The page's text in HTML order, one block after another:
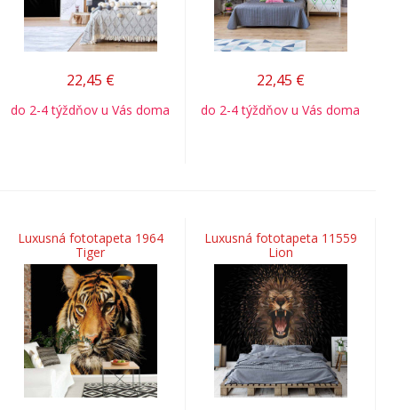
22,45 €
do 2-4 týždňov u Vás doma
22,45 €
do 2-4 týždňov u Vás doma
Luxusná fototapeta 1964
Tiger
Luxusná fototapeta 11559
Lion